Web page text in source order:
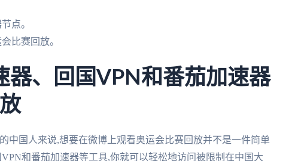
点。
比赛回放。
器、回国VPN和番茄加速器
中国人来说,想要在微博上观看奥运会比赛回放并不是一件简单
和番茄加速器等工具,你就可以轻松地访问被限制在中国大